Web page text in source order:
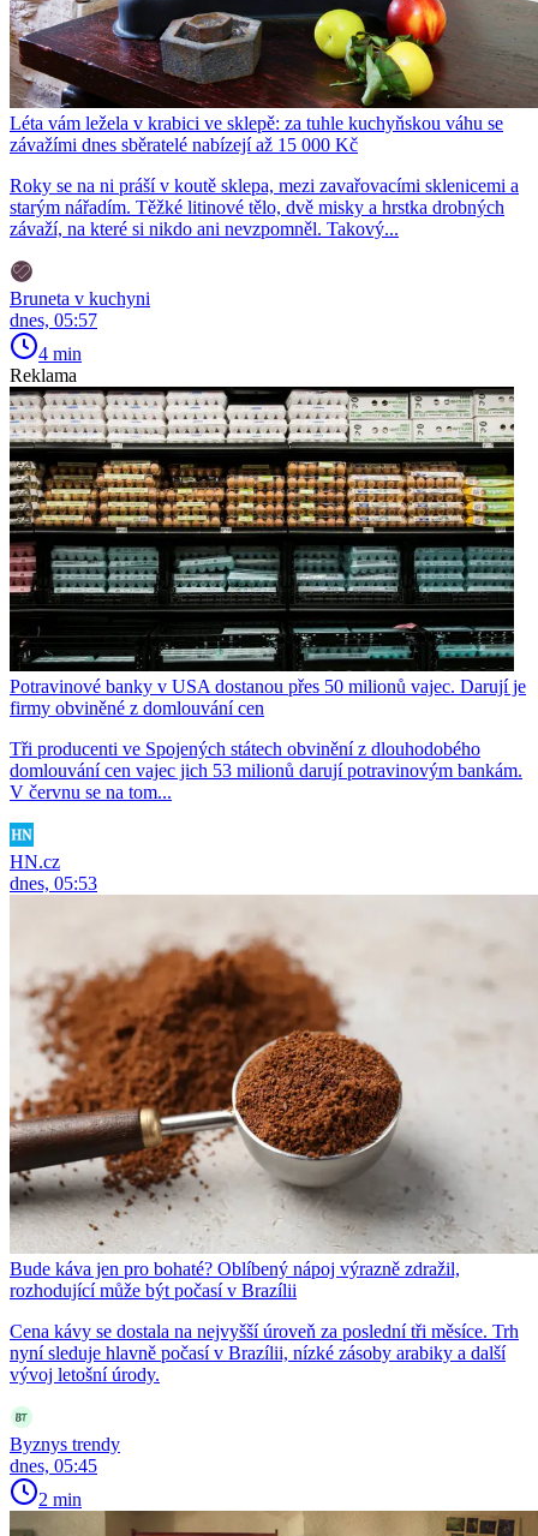
Léta vám ležela v krabici ve sklepě: za tuhle kuchyňskou váhu se
závažími dnes sběratelé nabízejí až 15 000 Kč
Roky se na ni práší v koutě sklepa, mezi zavařovacími sklenicemi a
starým nářadím. Těžké litinové tělo, dvě misky a hrstka drobných
závaží, na které si nikdo ani nevzpomněl. Takový...
Bruneta v kuchyni
dnes, 05:57
4 min
Reklama
Potravinové banky v USA dostanou přes 50 milionů vajec. Darují je
firmy obviněné z domlouvání cen
Tři producenti ve Spojených státech obvinění z dlouhodobého
domlouvání cen vajec jich 53 milionů darují potravinovým bankám.
V červnu se na tom...
HN.cz
dnes, 05:53
Bude káva jen pro bohaté? Oblíbený nápoj výrazně zdražil,
rozhodující může být počasí v Brazílii
Cena kávy se dostala na nejvyšší úroveň za poslední tři měsíce. Trh
nyní sleduje hlavně počasí v Brazílii, nízké zásoby arabiky a další
vývoj letošní úrody.
Byznys trendy
dnes, 05:45
2 min